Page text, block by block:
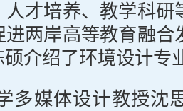
才培养、教学科研
两岸高等教育融合
介绍了环境设计专
多媒体设计教授沈